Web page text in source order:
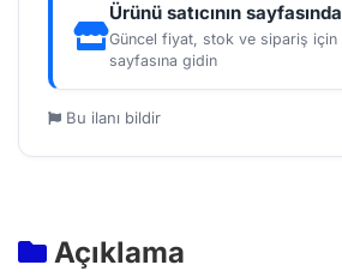
Ürünü satıcının
Güncel fiyat, stok ve sipariş için
sayfasına gidin
Bu ilanı bildir
Açıklama